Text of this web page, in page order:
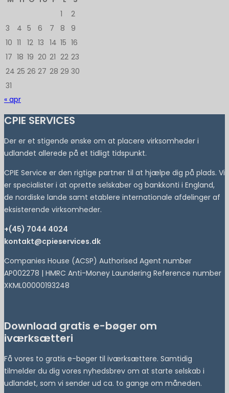
1
2
3
4 5 6 7 8
9
10 11 12 13 14 15 16
17 18 19 20 21 22 23
24 25 26 27 28 29 30
31
« apr
CPIE SERVICES
Der er et stigende ønske om at placere virksomheder i
udlandet allerede på et tidligt tidspunkt.
CPIE Service er den rigtige partner til at hjælpe dig på plads. Vi
er specialister i at oprette selskaber og bankkonti i England,
de nordiske lande samt etablere internationale afdelinger af
eksisterende virksomheder.
+(45) 7044 4024
kontakt@cpieservices.dk
Companies House (ACSP) Authorised Agent number
AP002278 | HMRC Anti-Money Laundering Reference number
XKML00000193248
Download gratis e-bøger om
iværksætteri
Få vores to gratis e-bøger til iværksættere. Samtidig
tilmelder du dig vores nyhedsbrev om at starte selskab i
udlandet, som vi sender ud ca. to gange om måneden.